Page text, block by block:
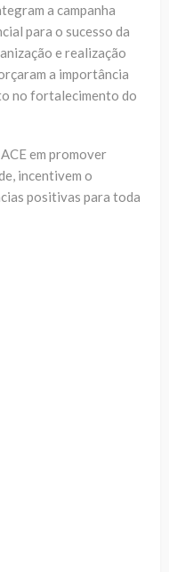
a campanha
para o sucesso da
e realização
a importância
no fortalecimento do
em promover
incentivem o
positivas para toda